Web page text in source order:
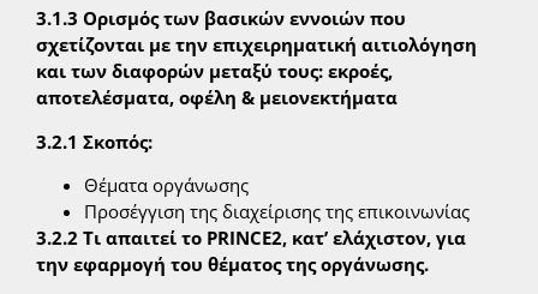
3.1.3 Ορισμός των βασικών εννοιών που
σχετίζονται με την επιχειρηματική αιτιολόγηση
και των διαφορών μεταξύ τους: εκροές,
αποτελέσματα, οφέλη & μειονεκτήματα
3.2.1 Σκοπός:
Θέματα οργάνωσης
Προσέγγιση της διαχείρισης της επικοινωνίας
3.2.2 Τι απαιτεί το PRINCE2, κατ’ ελάχιστον, για
την εφαρμογή του θέματος της οργάνωσης.